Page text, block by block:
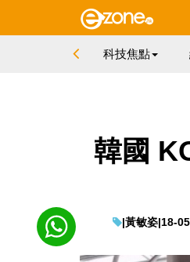
科技焦點
韓國
|黃敏姿|18-